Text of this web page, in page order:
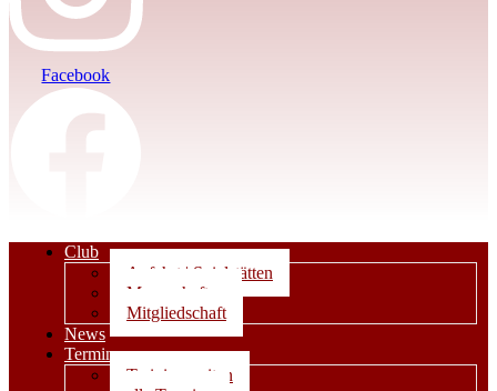
Facebook
Club
Anfahrt | Spielstätten
Mannschaften
Mitgliedschaft
News
Termine
Trainingszeiten